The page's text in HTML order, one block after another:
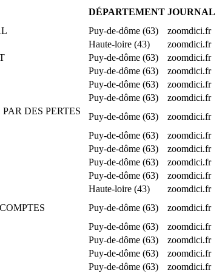
DÉPARTEMENT JOURNAL
Puy-de-dôme (63)
zoomdici.fr
Haute-loire (43)
zoomdici.fr
Puy-de-dôme (63)
zoomdici.fr
Puy-de-dôme (63)
zoomdici.fr
Puy-de-dôme (63)
zoomdici.fr
Puy-de-dôme (63)
zoomdici.fr
DES PERTES
Puy-de-dôme (63)
zoomdici.fr
Puy-de-dôme (63)
zoomdici.fr
Puy-de-dôme (63)
zoomdici.fr
Puy-de-dôme (63)
zoomdici.fr
Puy-de-dôme (63)
zoomdici.fr
Haute-loire (43)
zoomdici.fr
Puy-de-dôme (63)
zoomdici.fr
Puy-de-dôme (63)
zoomdici.fr
Puy-de-dôme (63)
zoomdici.fr
Puy-de-dôme (63)
zoomdici.fr
Puy-de-dôme (63)
zoomdici.fr